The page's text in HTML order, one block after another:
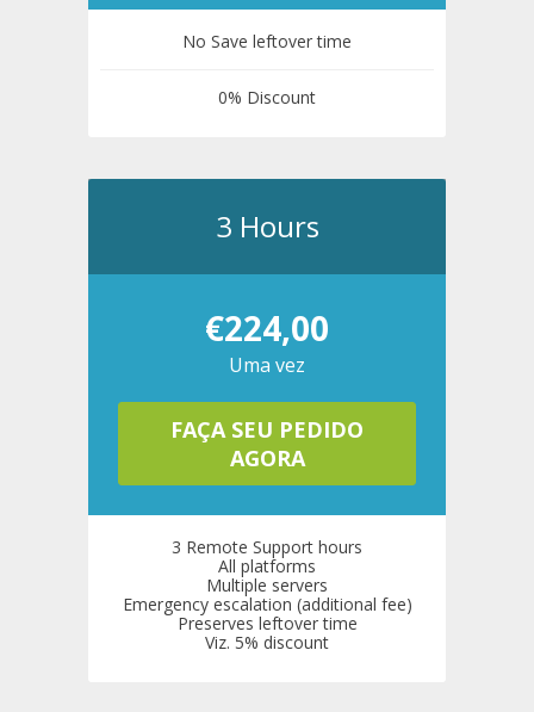
No Save leftover time
0% Discount
3 Hours
€224,00
Uma vez
FAÇA SEU PEDIDO
AGORA
3 Remote Support hours
All platforms
Multiple servers
Emergency escalation (additional fee)
Preserves leftover time
Viz. 5% discount